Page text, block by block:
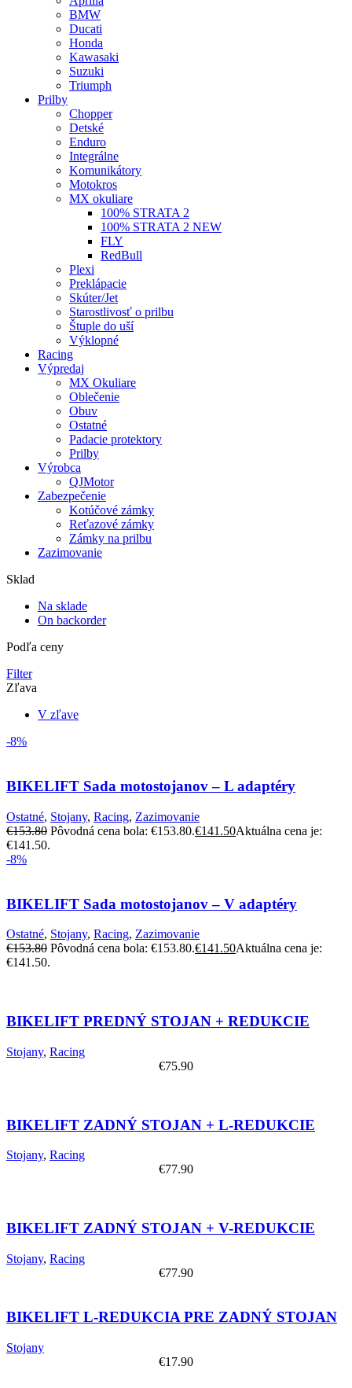
BMW
Ducati
Honda
Kawasaki
Suzuki
Triumph
Prilby
Chopper
Detské
Enduro
Integrálne
Komunikátory
Motokros
MX okuliare
100% STRATA 2
100% STRATA 2 NEW
FLY
RedBull
Plexi
Preklápacie
Skúter/Jet
Starostlivosť o prilbu
Štuple do uší
Výklopné
Racing
Výpredaj
MX Okuliare
Oblečenie
Obuv
Ostatné
Padacie protektory
Prilby
Výrobca
QJMotor
Zabezpečenie
Kotúčové zámky
Reťazové zámky
Zámky na prilbu
Zazimovanie
Sklad
Na sklade
On backorder
Podľa ceny
Filter
Zľava
V zľave
-8%
BIKELIFT Sada motostojanov – L adaptéry
Ostatné, Stojany, Racing, Zazimovanie
€153.80 Pôvodná cena bola: €153.80.€141.50Aktuálna cena je:
€141.50.
-8%
BIKELIFT Sada motostojanov – V adaptéry
Ostatné, Stojany, Racing, Zazimovanie
€153.80 Pôvodná cena bola: €153.80.€141.50Aktuálna cena je:
€141.50.
BIKELIFT PREDNÝ STOJAN + REDUKCIE
Stojany, Racing
€75.90
BIKELIFT ZADNÝ STOJAN + L-REDUKCIE
Stojany, Racing
€77.90
BIKELIFT ZADNÝ STOJAN + V-REDUKCIE
Stojany, Racing
€77.90
BIKELIFT L-REDUKCIA PRE ZADNÝ STOJAN
Stojany
€17.90